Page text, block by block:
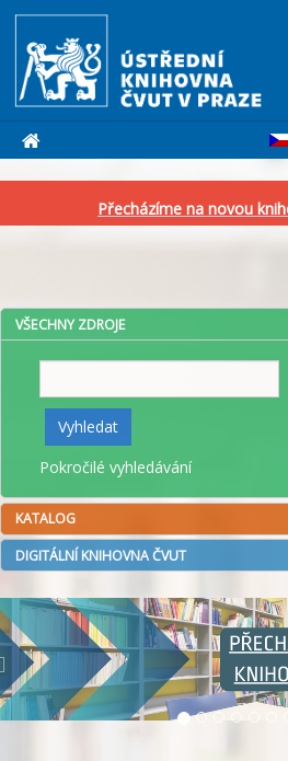
Přecházíme na novou
VŠECHNY ZDROJE
Vyhledat
Pokročilé vyhledávání
KATALOG
DIGITÁLNÍ KNIHOVNA ČVUT